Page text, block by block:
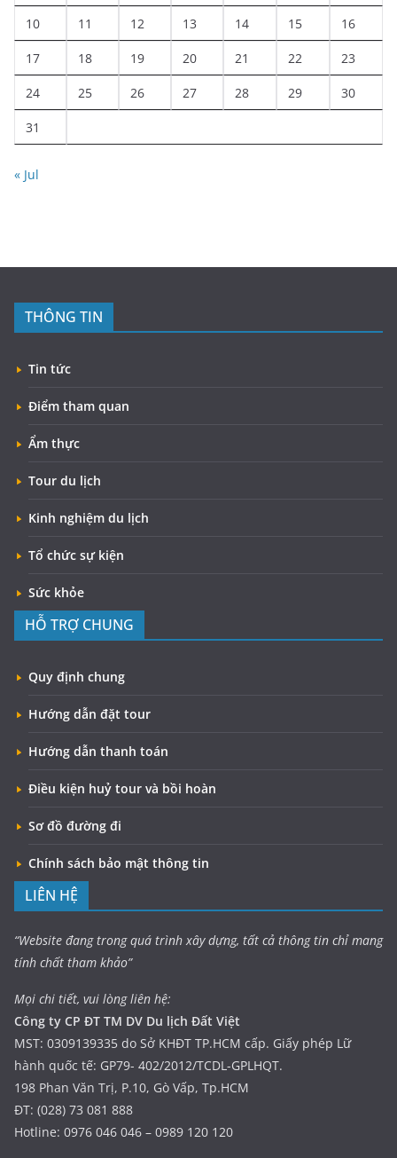
10 11 12 13 14 15 16
17 18 19 20 21 22 23
24 25 26 27 28 29 30
31
« Jul
THÔNG TIN
Tin tức
Điểm tham quan
Ẩm thực
Tour du lịch
Kinh nghiệm du lịch
Tổ chức sự kiện
Sức khỏe
HỖ TRỢ CHUNG
Quy định chung
Hướng dẫn đặt tour
Hướng dẫn thanh toán
Điều kiện huỷ tour và bồi hoàn
Sơ đồ đường đi
Chính sách bảo mật thông tin
LIÊN HỆ
“Website đang trong quá trình xây dựng, tất cả thông tin chỉ mang
tính chất tham khảo”
Mọi chi tiết, vui lòng liên hệ:
Công ty CP ĐT TM DV Du lịch Đất Việt
MST: 0309139335 do Sở KHĐT TP.HCM cấp. Giấy phép Lữ
hành quốc tế: GP79- 402/2012/TCDL-GPLHQT.
198 Phan Văn Trị, P.10, Gò Vấp, Tp.HCM
ĐT: (028) 73 081 888
Hotline: 0976 046 046 – 0989 120 120